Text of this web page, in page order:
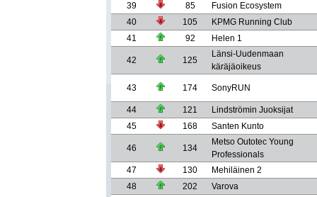
39
85
Fusion Ecosystem
40
105
KPMG Running Club
41
92 Helen 1
42 125
Länsi-Uudenmaan
käräjäoikeus
43 174 SonyRUN
44 121
Lindströmin Juoksijat
45
168 Santen Kunto
46 134
Metso Outotec Young
Professionals
47
130
Mehiläinen 2
48
202 Varova